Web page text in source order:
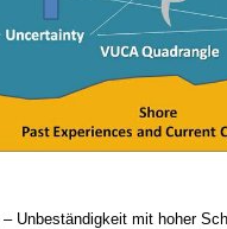
– Unbeständigkeit mit hoher